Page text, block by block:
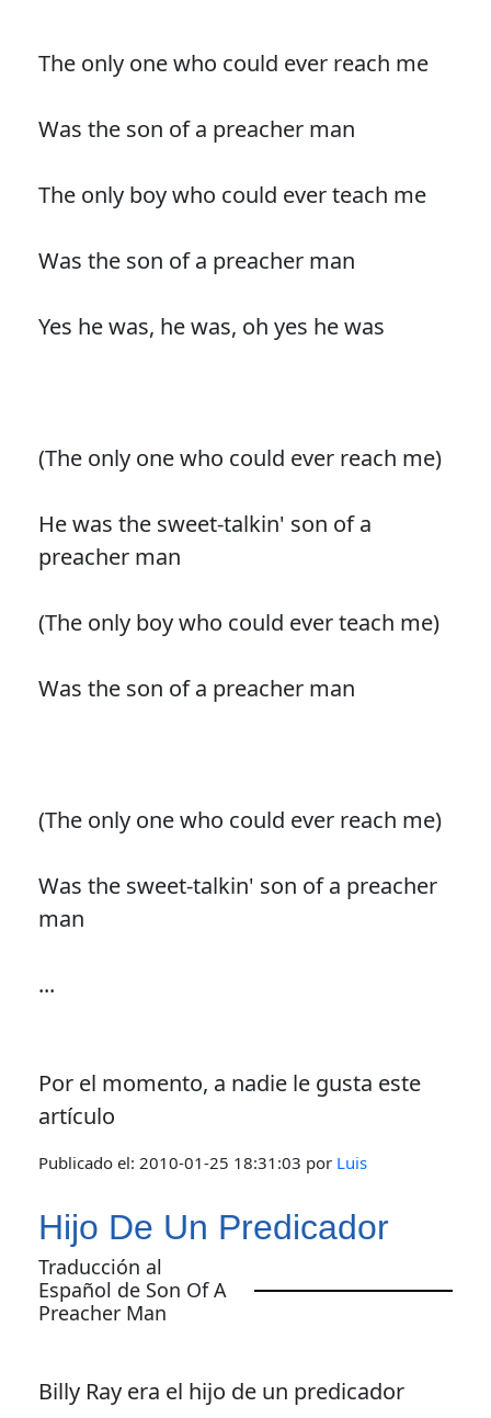
The only one who could ever reach me
Was the son of a preacher man
The only boy who could ever teach me
Was the son of a preacher man
Yes he was, he was, oh yes he was
(The only one who could ever reach me)
He was the sweet-talkin' son of a
preacher man
(The only boy who could ever teach me)
Was the son of a preacher man
(The only one who could ever reach me)
Was the sweet-talkin' son of a preacher
man
...
Por el momento, a nadie le gusta este
artículo
Publicado el: 2010-01-25 18:31:03 por Luis
Hijo De Un Predicador
Traducción al
Español de Son Of A
Preacher Man
Billy Ray era el hijo de un predicador